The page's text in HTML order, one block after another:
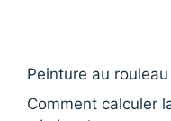
Peinture au
Comment calculer